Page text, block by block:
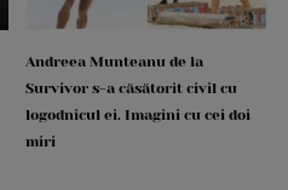
Andreea Munteanu de la
Survivor s-a căsătorit civil cu
logodnicul ei. Imagini cu cei doi
miri